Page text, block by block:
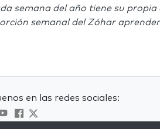
semana del año tiene su
semanal del Zóhar
en las redes sociales: